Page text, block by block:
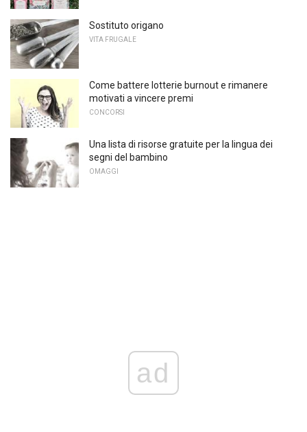
Sostituto origano
VITA FRUGALE
Come battere lotterie burnout e rimanere
motivati ​​a vincere premi
CONCORSI
Una lista di risorse gratuite per la lingua dei
segni del bambino
OMAGGI
ad